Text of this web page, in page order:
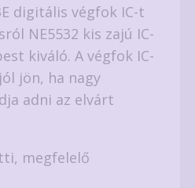
digitális végfok IC-t
NE5532 kis zajú IC-
kiváló. A végfok IC-
jön, ha nagy
adni az elvárt
megfelelő